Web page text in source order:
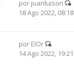
por juanluison
18 Ago 2022, 08:18
por ElOr
14 Ago 2022, 19:21